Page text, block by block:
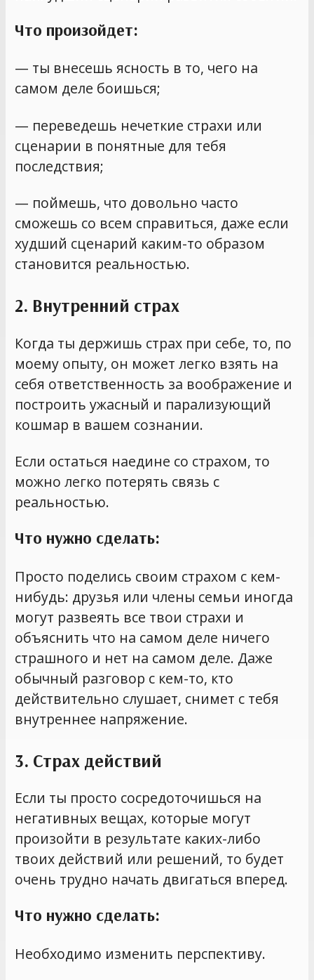
Что произойдет:
— ты внесешь ясность в то, чего на
самом деле боишься;
— переведешь нечеткие страхи или
сценарии в понятные для тебя
последствия;
— поймешь, что довольно часто
сможешь со всем справиться, даже если
худший сценарий каким-то образом
становится реальностью.
2. Внутренний страх
Когда ты держишь страх при себе, то, по
моему опыту, он может легко взять на
себя ответственность за воображение и
построить ужасный и парализующий
кошмар в вашем сознании.
Если остаться наедине со страхом, то
можно легко потерять связь с
реальностью.
Что нужно сделать:
Просто поделись своим страхом с кем-
нибудь: друзья или члены семьи иногда
могут развеять все твои страхи и
объяснить что на самом деле ничего
страшного и нет на самом деле. Даже
обычный разговор с кем-то, кто
действительно слушает, снимет с тебя
внутреннее напряжение.
3. Страх действий
Если ты просто сосредоточишься на
негативных вещах, которые могут
произойти в результате каких-либо
твоих действий или решений, то будет
очень трудно начать двигаться вперед.
Что нужно сделать:
Необходимо изменить перспективу.